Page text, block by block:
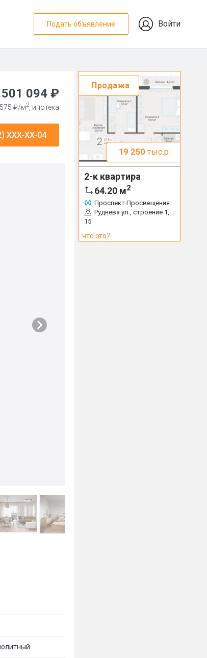
Подать объявление Войти
094 ₽
₽/м2, ипотека
XXX-XX-04
Продажа
19 250 тыс.р.
2-к квартира
64.20 м2
Проспект Просвещения
Руднева ул., строение 1,
15
что это?